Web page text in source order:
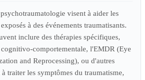
visent à aider les
à des événements traumatisants.
inclure des thérapies spécifiques,
comportementale, l'EMDR (Eye
and Reprocessing), ou d'autres
traiter les symptômes du traumatisme,